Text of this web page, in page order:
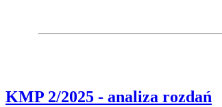
KMP 2/2025 - analiza rozdań